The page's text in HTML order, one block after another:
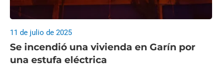
Se incendió una vivienda en Garín por
una estufa eléctrica
11 de julio de 2025